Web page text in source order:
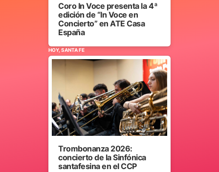
Coro In Voce presenta la 4ª
edición de “In Voce en
Concierto” en ATE Casa
España
HOY, SANTA FE
Trombonanza 2026:
concierto de la Sinfónica
santafesina en el CCP